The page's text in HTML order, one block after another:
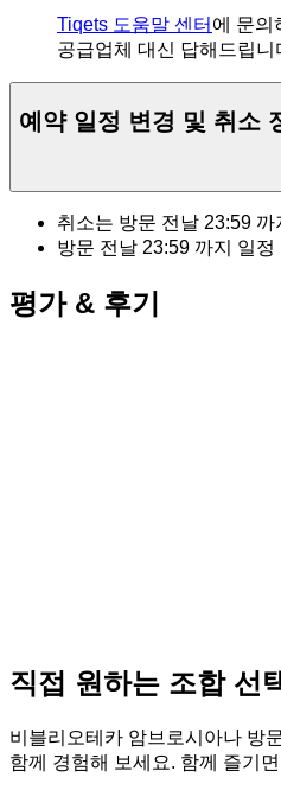
Tiqets 도움말 센터 에 문의
공급업체 대신 답해드립니
예약 일정 변경 및 취소
취소는 방문 전날 23:59 까
방문 전날 23:59 까지 일정
평가 & 후기
직접 원하는 조합 선
비블리오테카 암브로시아나 방
함께 경험해 보세요. 함께 즐기